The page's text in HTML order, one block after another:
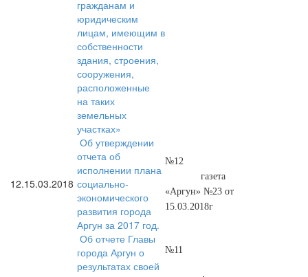
гражданам и
юридическим
лицам, имеющим в
собственности
здания, строения,
сооружения,
расположенные
на таких
земельных
участках»
12.15.03.2018
Об утверждении
отчета об
исполнении плана
социально-
экономического
развития города
Аргун за 2017 год.
№12
газета
«Аргун» №23 от
15.03.2018г
Об отчете Главы
города Аргун о
результатах своей
№11